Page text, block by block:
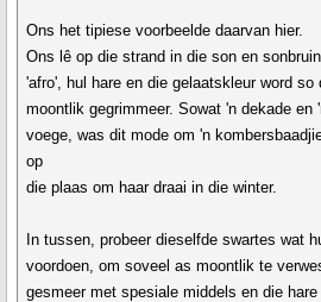
Ons het tipiese voorbeelde daarvan hier.
Ons lê op die strand in die son en
'afro', hul hare en die gelaatskleur word so
moontlik gegrimmeer. Sowat 'n dekade
voege, was dit mode om 'n
op
die plaas om haar draai in die winter.
In tussen, probeer dieselfde swartes wat
voordoen, om soveel as moontlik te
gesmeer met spesiale middels en die